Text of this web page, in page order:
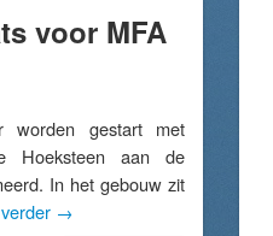
voor MFA
worden gestart met
Hoeksteen aan de
In het gebouw zit
→